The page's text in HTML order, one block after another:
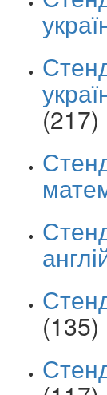
(217)
(135)